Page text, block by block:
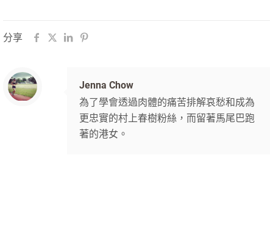
分享
Jenna Chow
為了學會透過肉體的痛苦排解哀愁和成為
更忠實的村上春樹粉絲，而留著馬尾巴跑
著的港女。